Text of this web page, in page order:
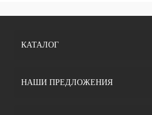
КАТАЛОГ
НАШИ ПРЕДЛОЖЕНИЯ